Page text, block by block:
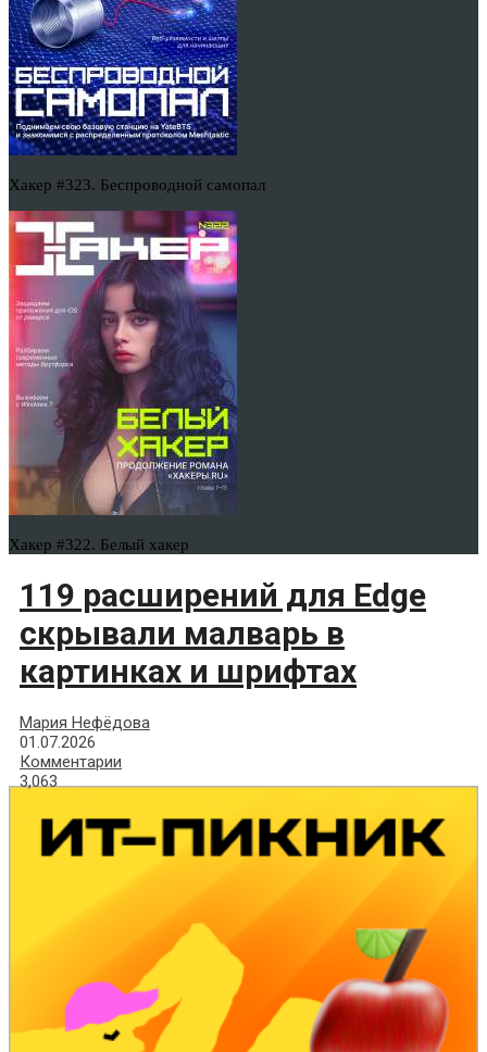
Хакер #323. Беспроводной самопал
Хакер #322. Белый хакер
119 расширений для Edge
скрывали малварь в
картинках и шрифтах
Мария Нефёдова
01.07.2026
Комментарии
3,063